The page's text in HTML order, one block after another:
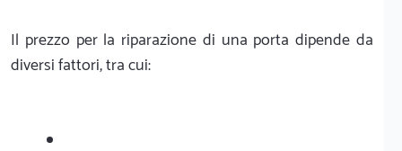
Il prezzo per la riparazione di una porta dipende da
diversi fattori, tra cui: